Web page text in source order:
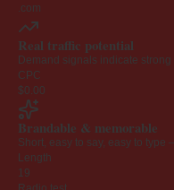
.com
Real traffic potential
Demand signals indicate
CPC
$0.00
Brandable & memorable
Short, easy to say, easy to
Length
19